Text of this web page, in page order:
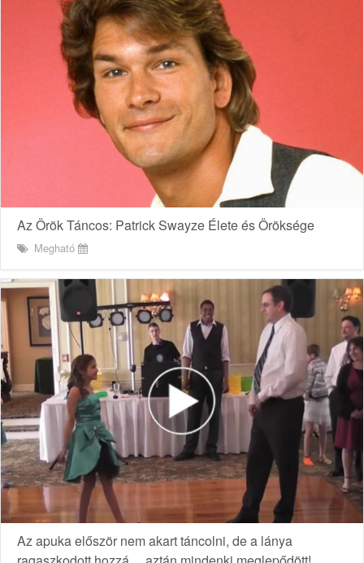
Az Örök Táncos: Patrick Swayze Élete és Öröksége
Megható
Az apuka először nem akart táncolni, de a lánya